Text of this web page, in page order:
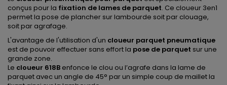
conçus pour la fixation de lames de parquet. Ce cloueur 3en1
permet la pose de plancher sur lambourde soit par clouage,
soit par agrafage.
L'avantage de l'utilisation d'un cloueur parquet pneumatique
est de pouvoir effectuer sans effort la pose de parquet sur une
grande zone.
Le cloueur 618B enfonce le clou ou l’agrafe dans la lame de
parquet avec un angle de 45° par un simple coup de maillet la